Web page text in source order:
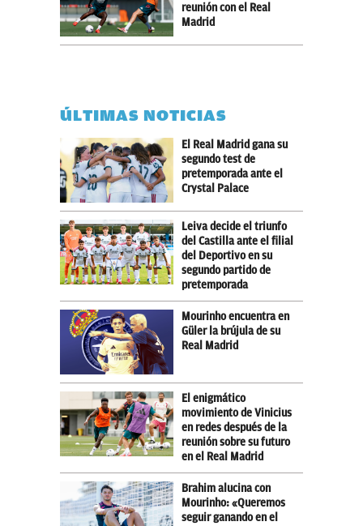
reunión con el Real
Madrid
ÚLTIMAS NOTICIAS
El Real Madrid gana su
segundo test de
pretemporada ante el
Crystal Palace
Leiva decide el triunfo
del Castilla ante el filial
del Deportivo en su
segundo partido de
pretemporada
Mourinho encuentra en
Güler la brújula de su
Real Madrid
El enigmático
movimiento de Vinicius
en redes después de la
reunión sobre su futuro
en el Real Madrid
Brahim alucina con
Mourinho: «Queremos
seguir ganando en el